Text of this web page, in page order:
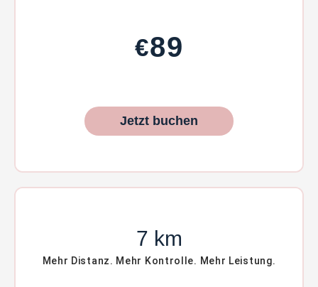
€89
Jetzt buchen
7 km
Mehr Distanz. Mehr Kontrolle. Mehr Leistung.